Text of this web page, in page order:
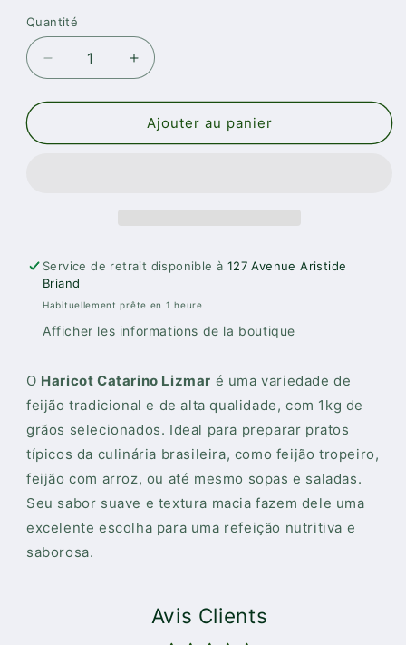
Quantité
Réduire
la
quantité
HARICOT
Augmenter
la
quantité
de
HARICOT
Ajouter au panier
Service de retrait disponible à 127 Avenue Aristide
Briand
Habituellement prête en 1 heure
Afficher les informations de la boutique
O Haricot Catarino Lizmar é uma variedade de
feijão tradicional e de alta qualidade, com 1kg de
grãos selecionados. Ideal para preparar pratos
típicos da culinária brasileira, como feijão tropeiro,
feijão com arroz, ou até mesmo sopas e saladas.
Seu sabor suave e textura macia fazem dele uma
excelente escolha para uma refeição nutritiva e
saborosa.
Avis Clients